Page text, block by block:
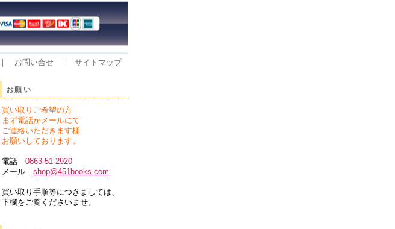
｜ お問い合せ ｜ サイトマップ
お願い
買い取りご希望の方
まず電話かメールにて
ご連絡いただきます様
お願いしております。
電話 0863-51-2920
メール shop@451books.com
買い取り手順等につきましては、
下欄をご覧くださいませ。